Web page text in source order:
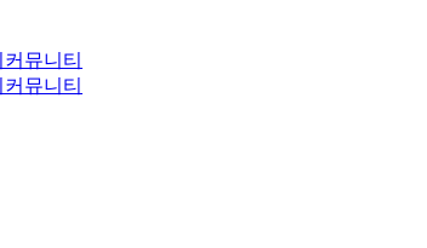
커뮤니티
커뮤니티